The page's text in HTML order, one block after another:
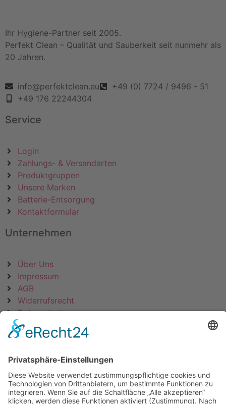
Ihr Hygiene-Partner seit 2005.
Perfekt Clean – Qualität und Sauberkeit seit nunmehr als
20 Jahren.
info@perfektclean.eu
+49 (0) 7724 / 9496 - 51
+49 176 22244304
Service
Login
Zahlungs- & Versandarten
Produktgruppen
Unsere Marken
Batterie-Entsorgung
Kontaktformular
Unternehmen
Über Uns
Impressum
AGB
Widerrufsrecht
Datenschutz